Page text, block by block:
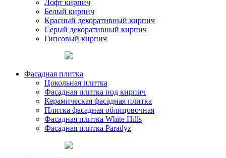
Лофт кирпич
Белый кирпич
Красный декоративный кирпич
Серый декоративный кирпич
Гипсовый кирпич
Фасадная плитка
Цокольная плитка
Фасадная плитка под кирпич
Керамическая фасадная плитка
Плитка фасадная облицовочная
Фасадная плитка White Hills
Фасадная плитка Paradyz